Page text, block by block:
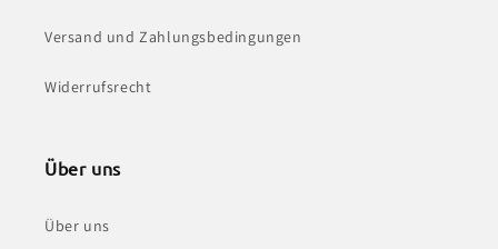
Versand und Zahlungsbedingungen
Widerrufsrecht
Über uns
Über uns